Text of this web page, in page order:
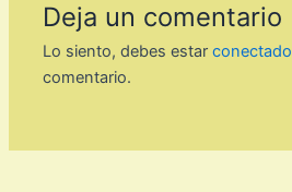
Deja un comentario
Lo siento, debes estarconectado
comentario.